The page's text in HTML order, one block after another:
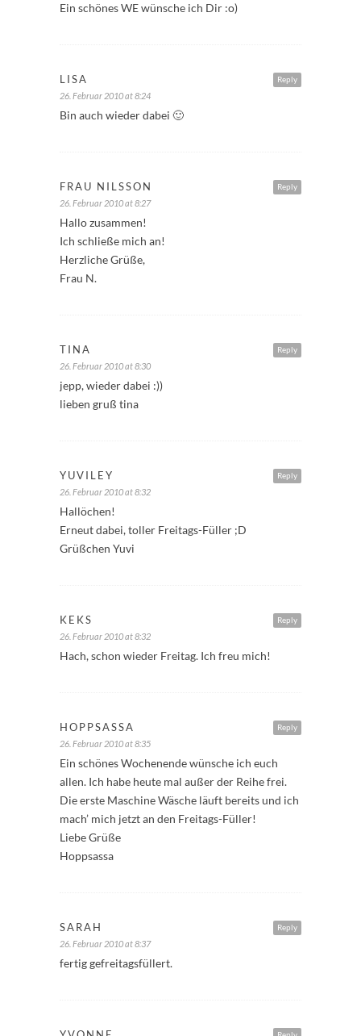
Ein schönes WE wünsche ich Dir :o)
Reply
LISA
26. Februar 2010 at 8:24
Bin auch wieder dabei 🙂
Reply
FRAU NILSSON
26. Februar 2010 at 8:27
Hallo zusammen!
Ich schließe mich an!
Herzliche Grüße,
Frau N.
Reply
TINA
26. Februar 2010 at 8:30
jepp, wieder dabei :))
lieben gruß tina
Reply
YUVILEY
26. Februar 2010 at 8:32
Hallöchen!
Erneut dabei, toller Freitags-Füller ;D
Grüßchen Yuvi
Reply
KEKS
26. Februar 2010 at 8:32
Hach, schon wieder Freitag. Ich freu mich!
Reply
HOPPSASSA
26. Februar 2010 at 8:35
Ein schönes Wochenende wünsche ich euch
allen. Ich habe heute mal außer der Reihe frei.
Die erste Maschine Wäsche läuft bereits und ich
mach’ mich jetzt an den Freitags-Füller!
Liebe Grüße
Hoppsassa
Reply
SARAH
26. Februar 2010 at 8:37
fertig gefreitagsfüllert.